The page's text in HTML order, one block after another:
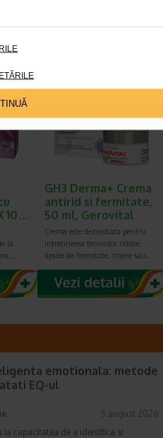
10…
la
Preț redus: 46.92 Lei
GH3 Derma+ Crema
antirid si fermitate,
50 ml, Gerovital
Crema este dezvoltata pentru
intretinerea tenurilor ridate,
lipsite de fermitate, tinere sau…
emotionala: metode
EQ-ul
5 august 2026
la capacitatea de a identifica si